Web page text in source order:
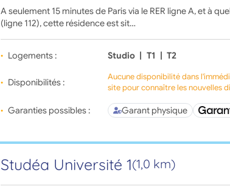
A seulement 15 minutes de Paris via le RER ligne A, et à
(ligne 112), cette résidence est sit…
Logements : Studio | T1 | T2
Disponibilités :
Aucune disponibilité dans
site pour connaître les nouvelles
Garanties possibles :
Garant physique
Studéa Université 1(1,0 km)